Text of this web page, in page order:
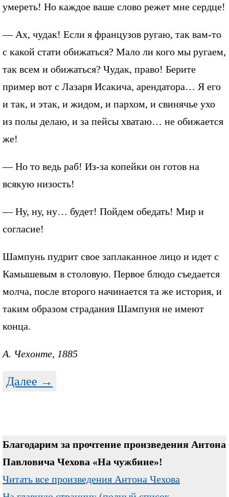
умереть! Но каждое ваше слово режет мне сердце!
— Ах, чудак! Если я французов ругаю, так вам-то
с какой стати обижаться? Мало ли кого мы ругаем,
так всем и обижаться? Чудак, право! Берите
пример вот с Лазаря Исакича, арендатора… Я его
и так, и этак, и жидом, и пархом, и свинячье ухо
из полы делаю, и за пейсы хватаю… не обижается
же!
— Но то ведь раб! Из-за копейки он готов на
всякую низость!
— Ну, ну, ну… будет! Пойдем обедать! Мир и
согласие!
Шампунь пудрит свое заплаканное лицо и идет с
Камышевым в столовую. Первое блюдо съедается
молча, после второго начинается та же история, и
таким образом страдания Шампуня не имеют
конца.
А. Чехонте, 1885
Далее →
Благодарим за прочтение произведения Антона
Павловича Чехова «На чужбине»!
Читать все произведения Антона Чехова